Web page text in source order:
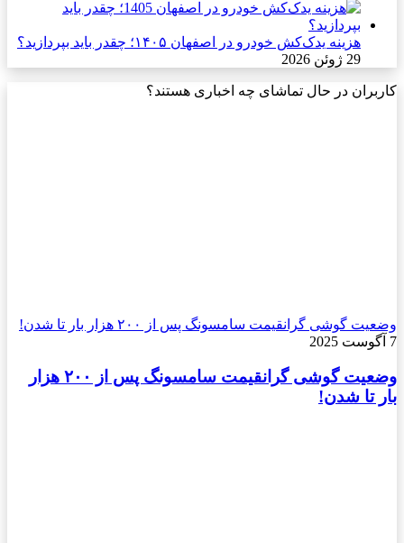
هزینه یدک‌کش خودرو در اصفهان ۱۴۰۵؛ چقدر باید بپردازید؟
29 ژوئن 2026
کاربران در حال تماشای چه اخباری هستند؟
وضعیت گوشی گرانقیمت سامسونگ پس از ۲۰۰ هزار بار تا شدن!
7 آگوست 2025
وضعیت گوشی گرانقیمت سامسونگ پس از ۲۰۰ هزار
بار تا شدن!